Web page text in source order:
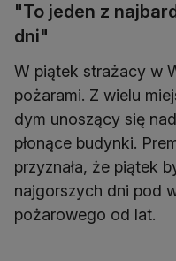
"To jeden z
dni"
W piątek strażacy w
pożarami. Z wielu
dym unoszący się
płonące budynki.
przyznała, że piątek
najgorszych dni pod
pożarowego od lat.